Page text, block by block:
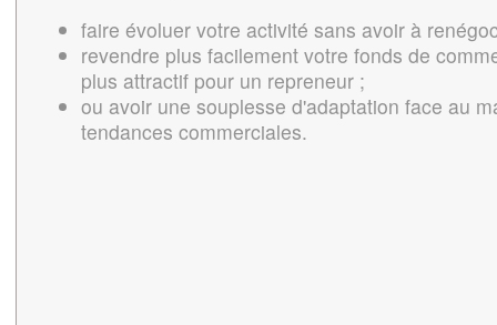
faire évoluer votre activité sans avoir à
revendre plus facilement votre fonds de
plus attractif pour un repreneur ;
ou avoir une souplesse d'adaptation face au
tendances commerciales.